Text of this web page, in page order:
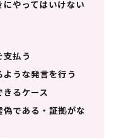
やってはいけない
払う
うな発言を行う
るケース
である・証拠がな